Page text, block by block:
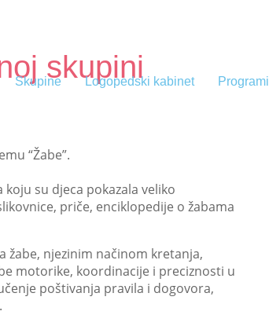
Skupine Logopedski kabinet Programi
skupini
“Žabe”.
su djeca pokazala veliko
priče, enciklopedije o žabama
žabe, njezinim načinom kretanja,
motorike, koordinacije i preciznosti u
poštivanja pravila i dogovora,